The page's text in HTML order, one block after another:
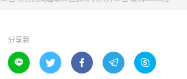
分享到
    